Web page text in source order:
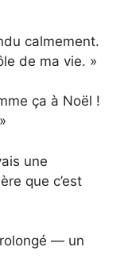
calmement.
de ma vie. »
ça à Noël !
une
que c’est
— un